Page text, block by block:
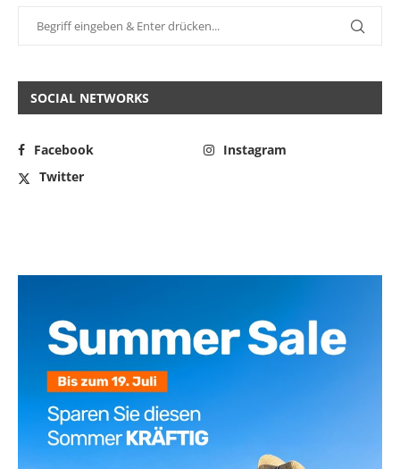
SOCIAL NETWORKS
Facebook
Instagram
Twitter